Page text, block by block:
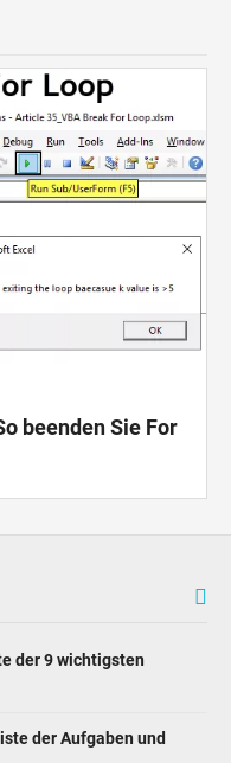
beenden Sie For
der 9 wichtigsten
der Aufgaben und